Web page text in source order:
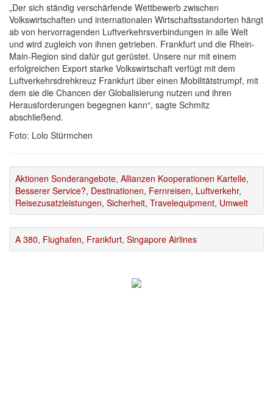
„Der sich ständig verschärfende Wettbewerb zwischen
Volkswirtschaften und internationalen Wirtschaftsstandorten hängt
ab von hervorragenden Luftverkehrsverbindungen in alle Welt
und wird zugleich von ihnen getrieben. Frankfurt und die Rhein-
Main-Region sind dafür gut gerüstet. Unsere nur mit einem
erfolgreichen Export starke Volkswirtschaft verfügt mit dem
Luftverkehrsdrehkreuz Frankfurt über einen Mobilitätstrumpf, mit
dem sie die Chancen der Globalisierung nutzen und ihren
Herausforderungen begegnen kann“, sagte Schmitz
abschließend.
Foto: Lolo Stürmchen
Aktionen Sonderangebote, Allianzen Kooperationen Kartelle,
Besserer Service?, Destinationen, Fernreisen, Luftverkehr,
Reisezusatzleistungen, Sicherheit, Travelequipment, Umwelt
A 380, Flughafen, Frankfurt, Singapore Airlines